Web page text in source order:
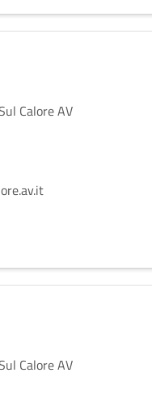
Calore AV
Calore AV